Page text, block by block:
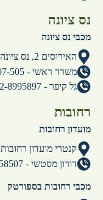
נס ציונה
מכבי נס ציונה
האירוסים 2, נס ציונה
משרד ראשי - 1-700-507-505
גל קיפר - 052-8995897
רחובות
מועדון רחובות
קנטרי מועדון רחובות
דורון מסטשי - 054-7558507
מכבי רחובות בספורטק